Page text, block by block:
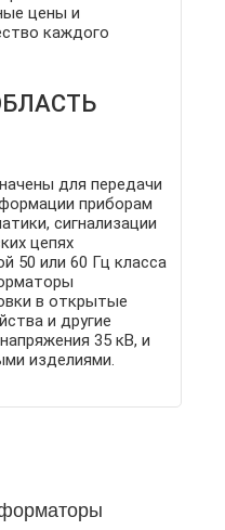
цены и
каждого
для передачи
приборам
сигнализации
цепях
50 или 60 Гц класса
в открытые
и другие
35 кВ, и
изделиями.